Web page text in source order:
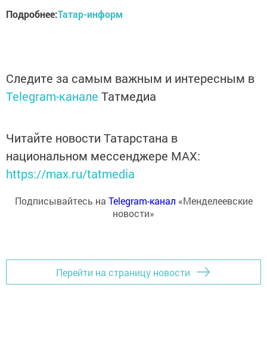
Подробнее:Татар-информ
Следите за самым важным и интересным в
Telegram-канале Татмедиа
Читайте новости Татарстана в
национальном мессенджере MАХ:
https://max.ru/tatmedia
Подписывайтесь на Telegram-канал «Менделеевские
новости»
Перейти на страницу новости